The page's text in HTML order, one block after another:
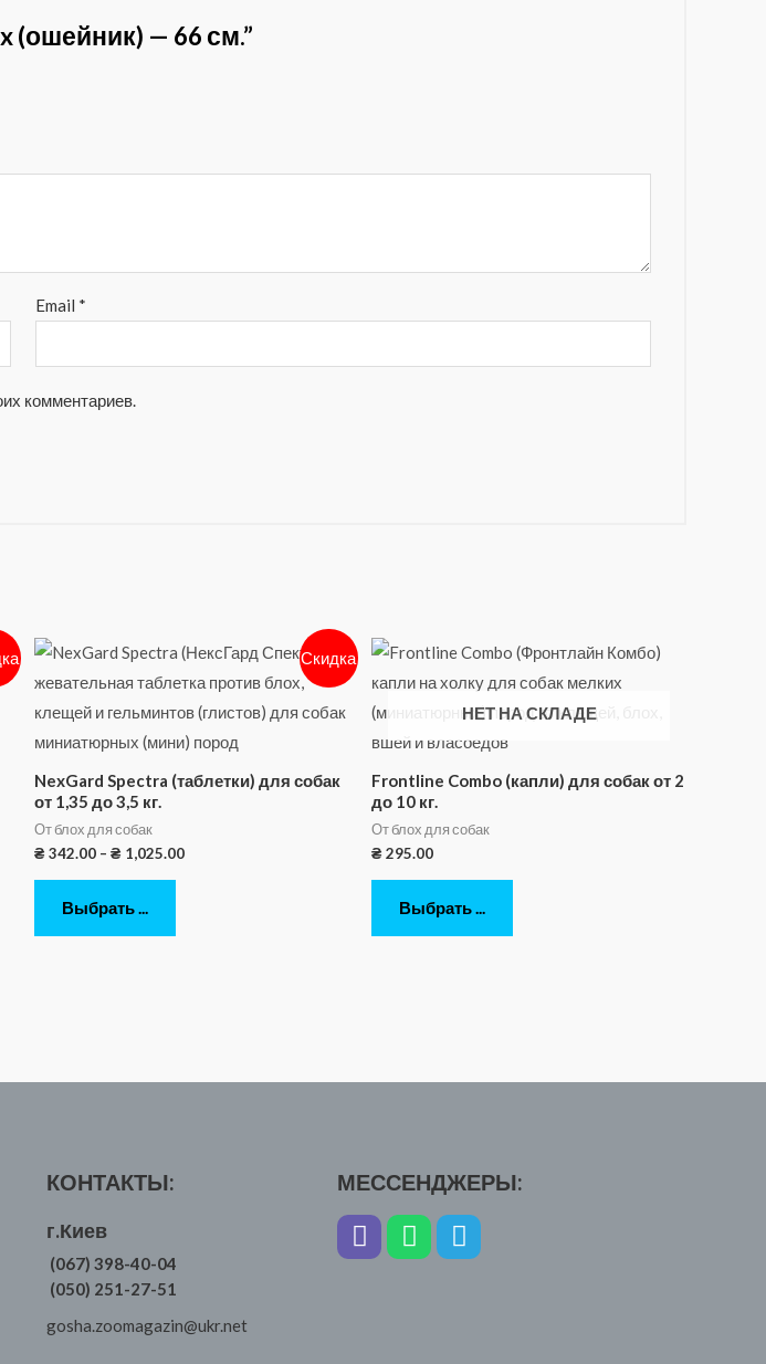
(ошейник) — 66 см.”
Email *
комментариев.
Скидка
NexGard Spectra (таблетки) для собак
от 1,35 до 3,5 кг.
От блох для собак
₴ 342.00 – ₴ 1,025.00
Выбрать ...
НЕТ НА СКЛАДЕ
Frontline Combo (капли) для собак от 2
до 10 кг.
От блох для собак
₴ 295.00
Выбрать ...
КОНТАКТЫ:
г.Киев
(067) 398-40-04
(050) 251-27-51
gosha.zoomagazin@ukr.net
МЕССЕНДЖЕРЫ: